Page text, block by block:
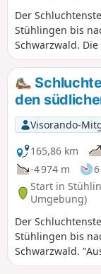
Der
Stühlingen bis
Schwarzwald.
nach Blumberg
Wutach
ausgesetzten
Bahnstrecke der
sehen wir den
mit langem
bevor wir nach
den
Visorando-
165,86 km
-4 974 m
Start in
Umgebung)
Der
Stühlingen bis
Schwarzwald.
Felsklammen mit